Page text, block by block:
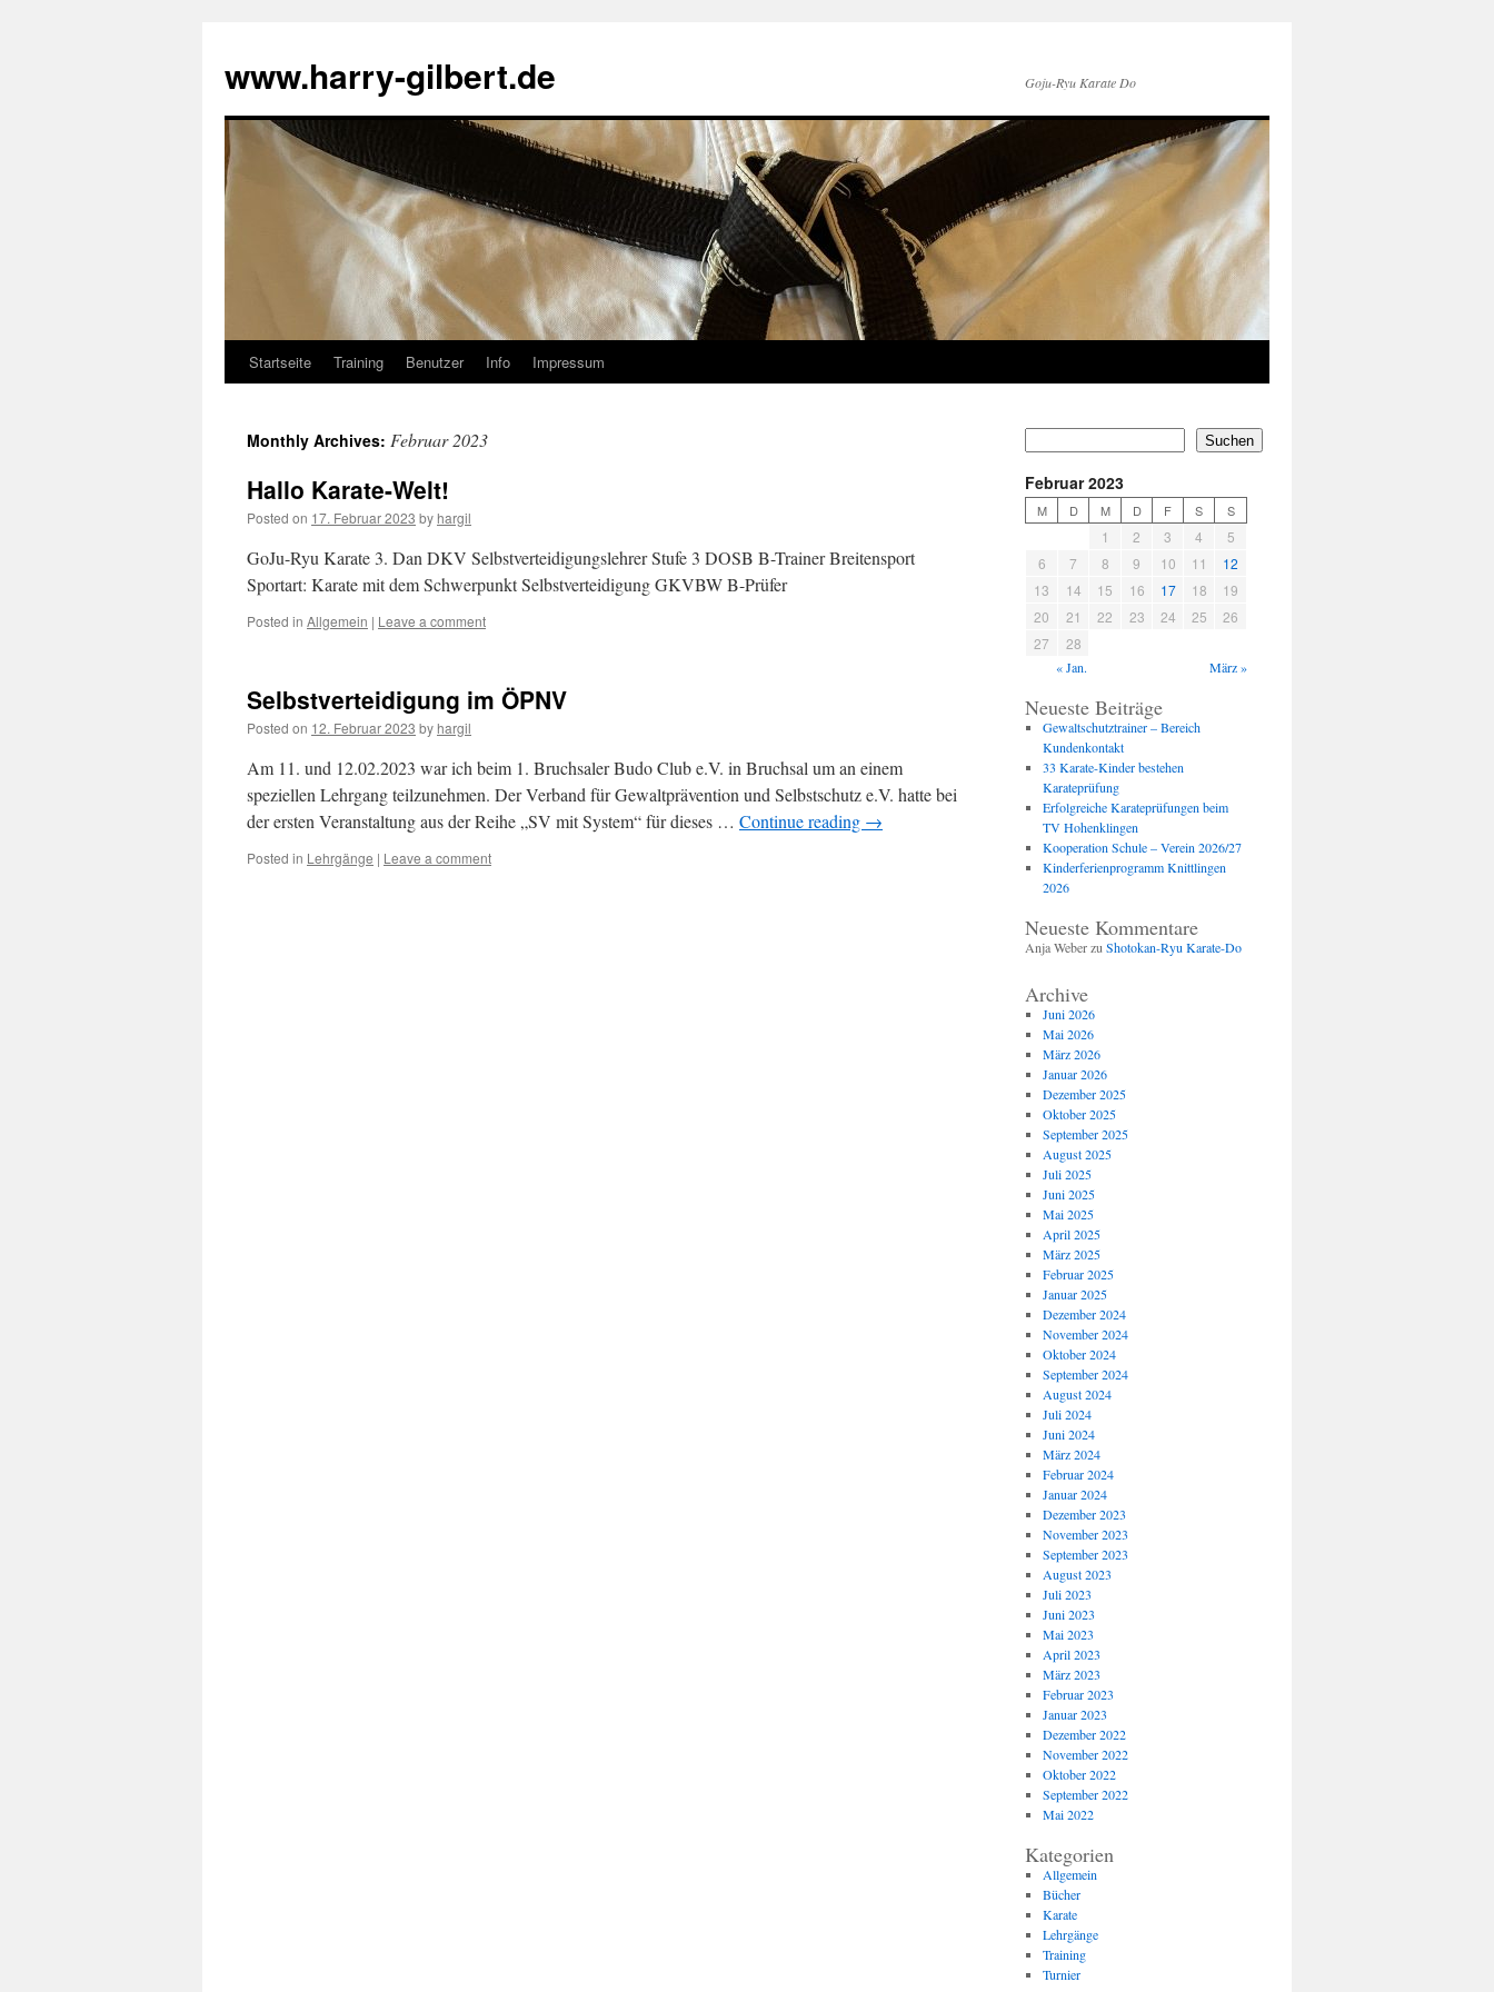
content
www.harry-gilbert.de Goju-Ryu Karate Do
Startseite Training Benutzer Info Impressum
Monthly Archives: Februar 2023
Hallo Karate-Welt!
Posted on 17. Februar 2023 by hargil
GoJu-Ryu Karate 3. Dan DKV Selbstverteidigungslehrer Stufe 3 DOSB B-Trainer Breitensport
Sportart: Karate mit dem Schwerpunkt Selbstverteidigung GKVBW B-Prüfer
Posted in Allgemein | Leave a comment
Selbstverteidigung im ÖPNV
Posted on 12. Februar 2023 by hargil
Am 11. und 12.02.2023 war ich beim 1. Bruchsaler Budo Club e.V. in Bruchsal um an einem
speziellen Lehrgang teilzunehmen. Der Verband für Gewaltprävention und Selbstschutz e.V. hatte bei
der ersten Veranstaltung aus der Reihe „SV mit System“ für dieses … Continue reading →
Posted in Lehrgänge | Leave a comment
Suchen
Februar 2023
M D M D F S S
1 2 3 4
5
6
7 8 9 10 11
12
13
14 15 16 17 18
19
20
21 22 23 24 25
26
27
28
« Jan. März »
Neueste Beiträge
Gewaltschutztrainer – Bereich
Kundenkontakt
33 Karate-Kinder bestehen
Karateprüfung
Erfolgreiche Karateprüfungen beim
TV Hohenklingen
Kooperation Schule – Verein 2026/27
Kinderferienprogramm Knittlingen
2026
Neueste Kommentare
Anja Weberzu Shotokan-Ryu Karate-Do
Archive
Juni 2026
Mai 2026
März 2026
Januar 2026
Dezember 2025
Oktober 2025
September 2025
August 2025
Juli 2025
Juni 2025
Mai 2025
April 2025
März 2025
Februar 2025
Januar 2025
Dezember 2024
November 2024
Oktober 2024
September 2024
August 2024
Juli 2024
Juni 2024
März 2024
Februar 2024
Januar 2024
Dezember 2023
November 2023
September 2023
August 2023
Juli 2023
Juni 2023
Mai 2023
April 2023
März 2023
Februar 2023
Januar 2023
Dezember 2022
November 2022
Oktober 2022
September 2022
Mai 2022
Kategorien
Allgemein
Bücher
Karate
Lehrgänge
Training
Turnier